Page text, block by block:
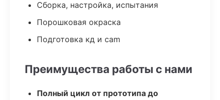
Сборка, настройка, испытания
Порошковая окраска
Подготовка кд и cam
Преимущества работы с нами
Полный цикл от прототипа до